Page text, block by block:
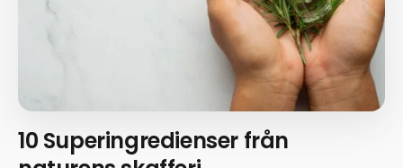
10 Superingredienser från